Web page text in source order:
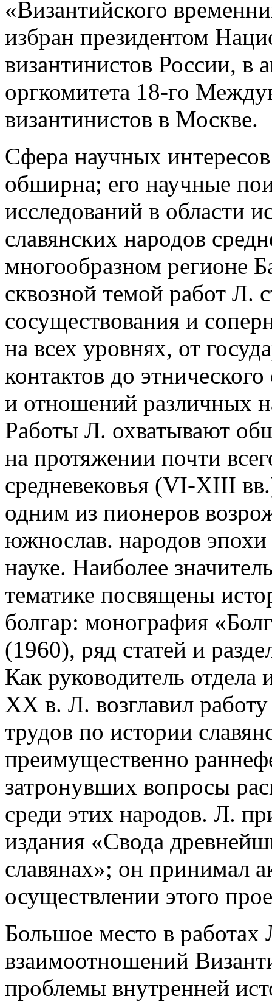
«Византийского
избран президентом
византинистов России, в
оргкомитета 18-го
византинистов в Москве.
Сфера научных
обширна; его научные
исследований в области
славянских народов
многообразном регионе
сквозной темой работ Л.
сосуществования и
на всех уровнях, от
контактов до
и отношений различных
Работы Л. охватывают
на протяжении почти
средневековья (VI-XIII
одним из пионеров
южнослав. народов эпохи
науке. Наиболее
тематике посвящены
болгар: монография
(1960), ряд статей и
Как руководитель отдела
XX в. Л. возглавил
трудов по истории
преимущественно
затронувших вопросы
среди этих народов. Л.
издания «Свода
славянах»; он принимал
осуществлении этого
Большое место в
взаимоотношений
проблемы внутренней